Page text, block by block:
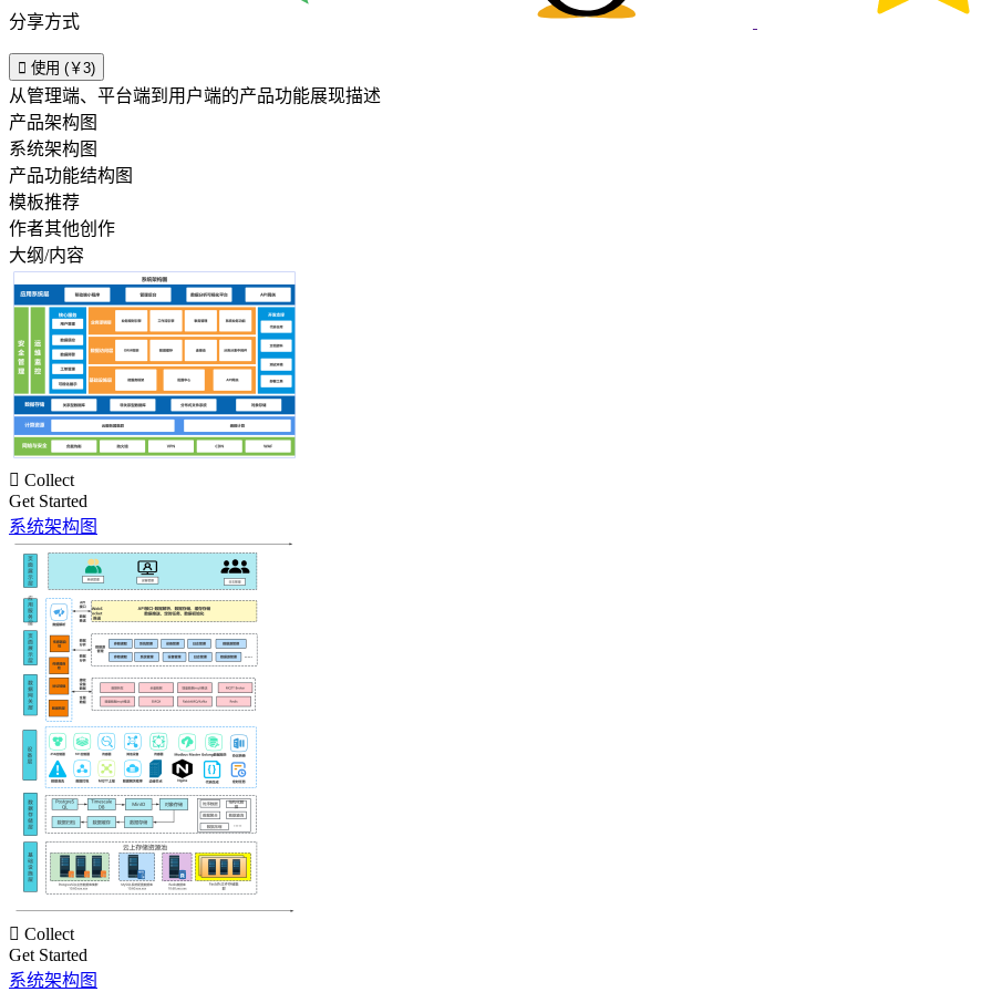
分享方式
 使用 (￥3)
从管理端、平台端到用户端的产品功能展现描述
产品架构图
系统架构图
产品功能结构图
模板推荐
作者其他创作
大纲/内容
 Collect
Get Started
系统架构图
 Collect
Get Started
系统架构图